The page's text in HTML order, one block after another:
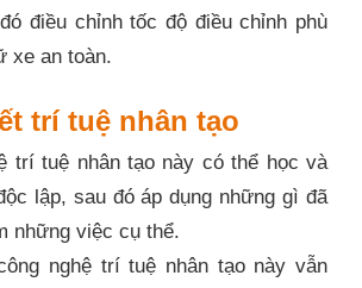
điều chỉnh tốc độ điều chỉnh phù
xe an toàn.
trí tuệ nhân tạo
trí tuệ nhân tạo này có thể học và
lập, sau đó áp dụng những gì đã
những việc cụ thể.
nghệ trí tuệ nhân tạo này vẫn